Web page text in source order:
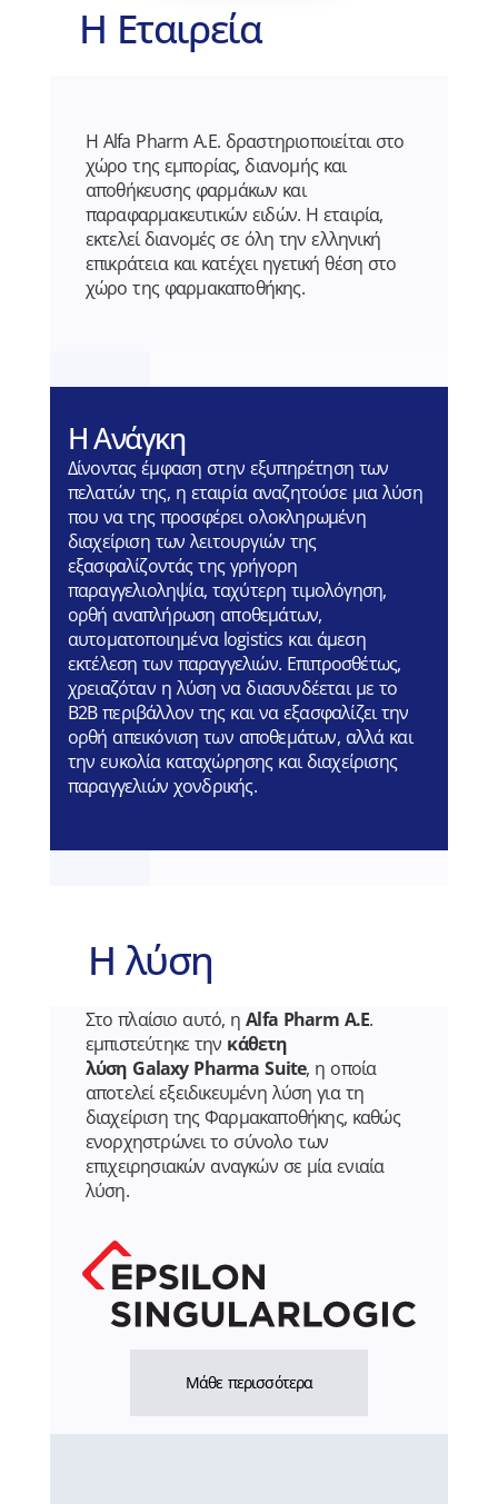
Η Εταιρεία
Η Alfa Pharm Α.Ε. δραστηριοποιείται στο
χώρο της εμπορίας, διανομής και
αποθήκευσης φαρμάκων και
παραφαρμακευτικών ειδών. Η εταιρία,
εκτελεί διανομές σε όλη την ελληνική
επικράτεια και κατέχει ηγετική θέση στο
χώρο της φαρμακαποθήκης.
Η Ανάγκη
Δίνοντας έμφαση στην εξυπηρέτηση των
πελατών της, η εταιρία αναζητούσε μια λύση
που να της προσφέρει ολοκληρωμένη
διαχείριση των λειτουργιών της
εξασφαλίζοντάς της γρήγορη
παραγγελιοληψία, ταχύτερη τιμολόγηση,
ορθή αναπλήρωση αποθεμάτων,
αυτοματοποιημένα logistics και άμεση
εκτέλεση των παραγγελιών. Επιπροσθέτως,
χρειαζόταν η λύση να διασυνδέεται με το
B2B περιβάλλον της και να εξασφαλίζει την
ορθή απεικόνιση των αποθεμάτων, αλλά και
την ευκολία καταχώρησης και διαχείρισης
παραγγελιών χονδρικής.
Η λύση
Στο πλαίσιο αυτό, ηAlfa PharmΑ.Ε.
εμπιστεύτηκε την κάθετη
λύση Galaxy Pharma Suite, η οποία
αποτελεί εξειδικευμένη λύση για τη
διαχείριση της Φαρμακαποθήκης, καθώς
ενορχηστρώνει το σύνολο των
επιχειρησιακών αναγκών σε μία ενιαία
λύση.
Μάθε περισσότερα